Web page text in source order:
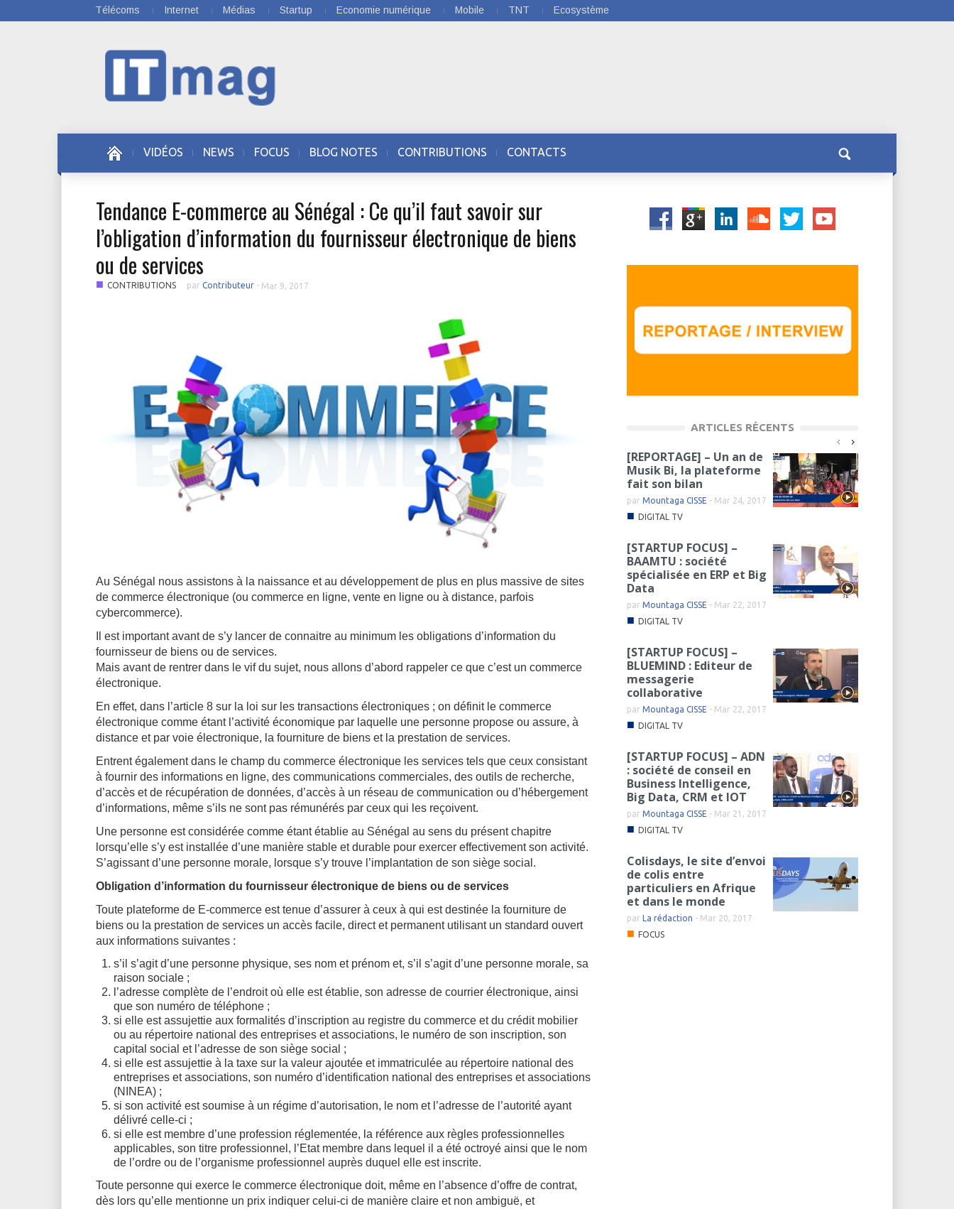
Télécoms Internet Médias Startup Economie numérique Mobile TNT Ecosystème
VIDÉOS NEWS FOCUS BLOG NOTES CONTRIBUTIONS CONTACTS
Tendance E-commerce au Sénégal : Ce qu’il faut savoir sur
l’obligation d’information du fournisseur électronique de biens
ou de services
■ CONTRIBUTIONS par Contributeur - Mar 9, 2017
Au Sénégal nous assistons à la naissance et au développement de plus en plus massive de sites
de commerce électronique (ou commerce en ligne, vente en ligne ou à distance, parfois
cybercommerce).
Il est important avant de s’y lancer de connaitre au minimum les obligations d’information du
fournisseur de biens ou de services.
Mais avant de rentrer dans le vif du sujet, nous allons d’abord rappeler ce que c’est un commerce
électronique.
En effet, dans l’article 8 sur la loi sur les transactions électroniques ; on définit le commerce
électronique comme étant l’activité économique par laquelle une personne propose ou assure, à
distance et par voie électronique, la fourniture de biens et la prestation de services.
Entrent également dans le champ du commerce électronique les services tels que ceux consistant
à fournir des informations en ligne, des communications commerciales, des outils de recherche,
d’accès et de récupération de données, d’accès à un réseau de communication ou d’hébergement
d’informations, même s’ils ne sont pas rémunérés par ceux qui les reçoivent.
Une personne est considérée comme étant établie au Sénégal au sens du présent chapitre
lorsqu’elle s’y est installée d’une manière stable et durable pour exercer effectivement son activité.
S’agissant d’une personne morale, lorsque s’y trouve l’implantation de son siège social.
Obligation d’information du fournisseur électronique de biens ou de services
Toute plateforme de E-commerce est tenue d’assurer à ceux à qui est destinée la fourniture de
biens ou la prestation de services un accès facile, direct et permanent utilisant un standard ouvert
aux informations suivantes :
s’il s’agit d’une personne physique, ses nom et prénom et, s’il s’agit d’une personne morale, sa
raison sociale ;
l’adresse complète de l’endroit où elle est établie, son adresse de courrier électronique, ainsi
que son numéro de téléphone ;
si elle est assujettie aux formalités d’inscription au registre du commerce et du crédit mobilier
ou au répertoire national des entreprises et associations, le numéro de son inscription, son
capital social et l’adresse de son siège social ;
si elle est assujettie à la taxe sur la valeur ajoutée et immatriculée au répertoire national des
entreprises et associations, son numéro d’identification national des entreprises et associations
(NINEA) ;
si son activité est soumise à un régime d’autorisation, le nom et l’adresse de l’autorité ayant
délivré celle-ci ;
si elle est membre d’une profession réglementée, la référence aux règles professionnelles
applicables, son titre professionnel, l’Etat membre dans lequel il a été octroyé ainsi que le nom
de l’ordre ou de l’organisme professionnel auprès duquel elle est inscrite.
Toute personne qui exerce le commerce électronique doit, même en l’absence d’offre de contrat,
dès lors qu’elle mentionne un prix indiquer celui-ci de manière claire et non ambiguë, et
ARTICLES RÉCENTS
[REPORTAGE] – Un an de
Musik Bi, la plateforme
fait son bilan
parMountaga CISSE - Mar 24, 2017
■ DIGITAL TV
[STARTUP FOCUS] –
BAAMTU : société
spécialisée en ERP et Big
Data
parMountaga CISSE - Mar 22, 2017
■ DIGITAL TV
[STARTUP FOCUS] –
BLUEMIND : Editeur de
messagerie
collaborative
parMountaga CISSE - Mar 22, 2017
■ DIGITAL TV
[STARTUP FOCUS] – ADN
: société de conseil en
Business Intelligence,
Big Data, CRM et IOT
parMountaga CISSE - Mar 21, 2017
■ DIGITAL TV
Colisdays, le site d’envoi
de colis entre
particuliers en Afrique
et dans le monde
parLa rédaction - Mar 20, 2017
■ FOCUS